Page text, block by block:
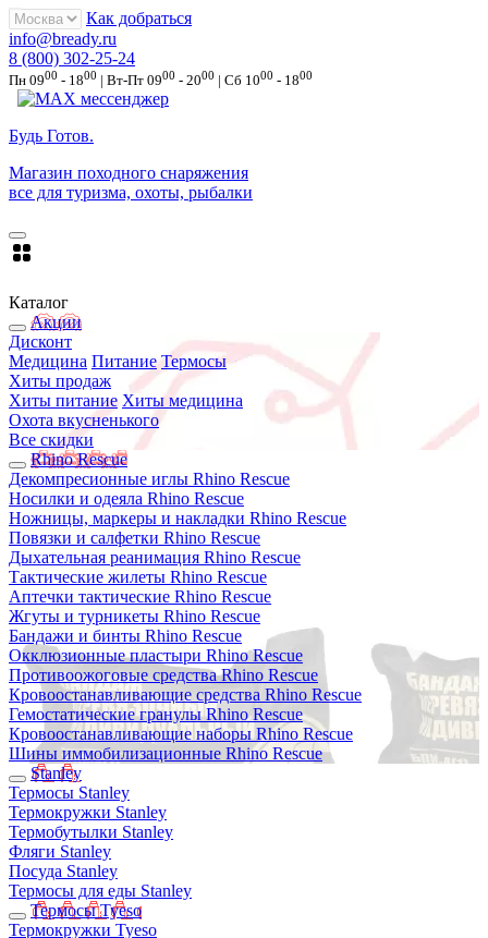
Как добраться
info@bready.ru
8 (800) 302-25-24
Пн 0900 - 1800 | Вт-Пт 0900 - 2000 | Сб 1000 - 1800
Будь Готов.
Магазин походного снаряжения
все для туризма, охоты, рыбалки
Каталог
Акции
Дисконт
Медицина Питание Термосы
Хиты продаж
Хиты питание Хиты медицина
Охота вкусненького
Все скидки
Rhino Rescue
Декомпресионные иглы Rhino Rescue
Носилки и одеяла Rhino Rescue
Ножницы, маркеры и накладки Rhino Rescue
Повязки и салфетки Rhino Rescue
Дыхательная реанимация Rhino Rescue
Тактические жилеты Rhino Rescue
Аптечки тактические Rhino Rescue
Жгуты и турникеты Rhino Rescue
Бандажи и бинты Rhino Rescue
Окклюзионные пластыри Rhino Rescue
Противоожоговые средства Rhino Rescue
Кровоостанавливающие средства Rhino Rescue
Гемостатические гранулы Rhino Rescue
Кровоостанавливающие наборы Rhino Rescue
Шины иммобилизационные Rhino Rescue
Stanley
Термосы Stanley
Термокружки Stanley
Термобутылки Stanley
Фляги Stanley
Посуда Stanley
Термосы для еды Stanley
Термосы Tyeso
Термокружки Tyeso